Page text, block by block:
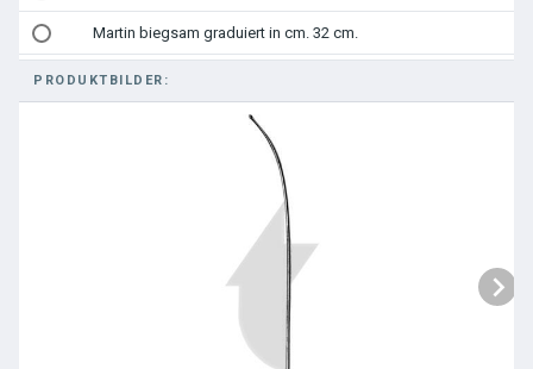
Martin biegsam graduiert in cm. 32 cm.
PRODUKTBILDER: